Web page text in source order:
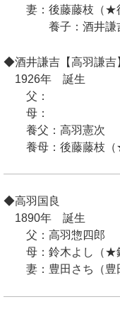
妻：後藤藤枝（★後
養子：酒井謙吉【
◆酒井謙吉【高羽謙吉
1926年 誕生
父：
母：
養父：高羽憲次
養母：後藤藤枝（★
◆高羽国良
1890年 誕生
父：高羽惣四郎
母：鈴木よし（★鈴
妻：豊田さち（豊